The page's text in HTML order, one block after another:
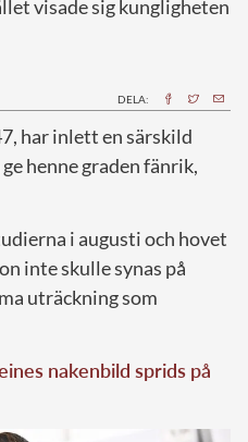
visade sig kungligheten
DELA:
har inlett en särskild
henne graden fänrik,
i augusti och hovet
inte skulle synas på
uträckning som
nakenbild sprids på